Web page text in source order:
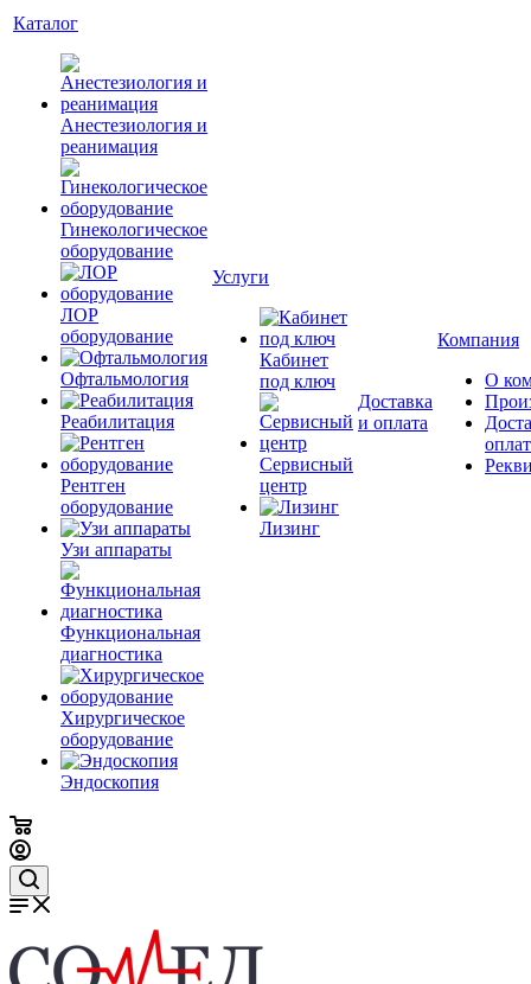
Каталог
Анестезиология и
реанимация
Гинекологическое
оборудование
ЛОР
оборудование
Офтальмология
Реабилитация
Рентген
оборудование
Узи аппараты
Функциональная
диагностика
Хирургическое
оборудование
Эндоскопия
Услуги
Кабинет
под ключ
Сервисный
центр
Лизинг
Доставка
и оплата
Компания
О